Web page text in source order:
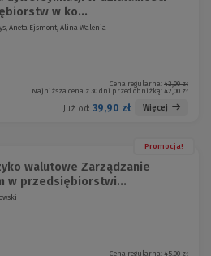
w ko...
Aneta Ejsmont, Alina Walenia
Cena regularna: 42,00 zł
Najniższa cena z 30 dni przed obniżką: 42,00 zł
Już od: 39,90 zł Więcej
Promocja!
walutowe Zarządzanie
w przedsiębiorstwi...
Cena regularna: 45,00 zł